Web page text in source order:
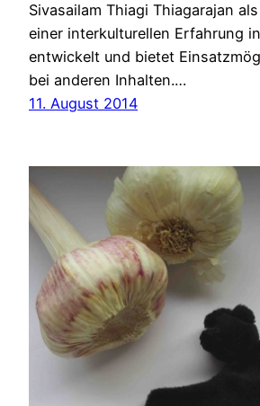
Sivasailam Thiagi Thiagarajan
einer interkulturellen Erfahrung
entwickelt und bietet
bei anderen Inhalten.…
11. August 2014